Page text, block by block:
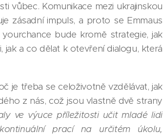
vůbec. Komunikace mezi ukrajinskou
zásadní impuls, a proto se Emmaus
bude kromě strategie, jak
jak a co dělat k otevření dialogu, která
je třeba se celoživotně vzdělávat, jak
z nás, což jsou vlastně dvě strany
ve výuce příležitosti učit mladé lidi
prací na určitém úkolu,